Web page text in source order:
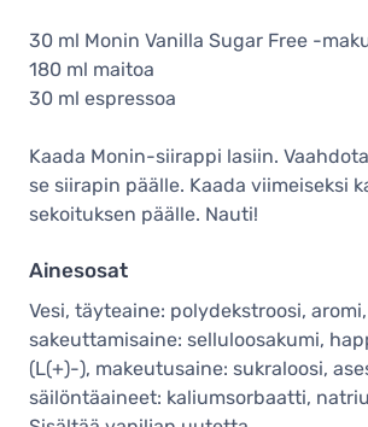
30 ml Monin Vanilla Sugar Free -
180 ml maitoa
30 ml espressoa
Kaada Monin-siirappi lasiin.
se siirapin päälle. Kaada viimeiseksi
sekoituksen päälle. Nauti!
Ainesosat
Vesi, täyteaine: polydekstroosi, aromi,
sakeuttamisaine: selluloosakumi,
(L(+)-), makeutusaine: sukraloosi,
säilöntäaineet: kaliumsorbaatti,